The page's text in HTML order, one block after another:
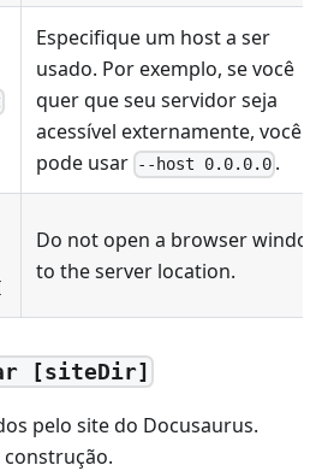
Especifique um host a ser
usado. Por exemplo, se você
quer que seu servidor seja
acessível externamente, você
pode usar --host 0.0.0.0 .
Do not open a browser
to the server location.
[siteDir]
pelo site do Docusaurus.
construção.